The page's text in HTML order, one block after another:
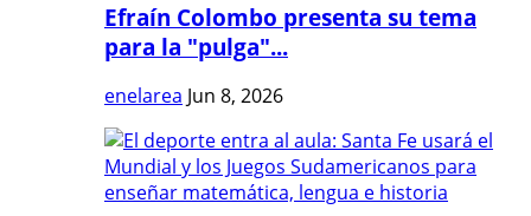
Efraín Colombo presenta su tema
para la "pulga"...
enelarea Jun 8, 2026